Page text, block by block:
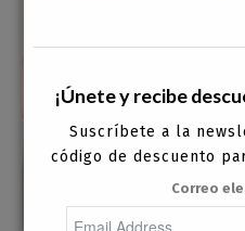
¡Únete y recibe
Suscríbete a la
código de descuento
Correo